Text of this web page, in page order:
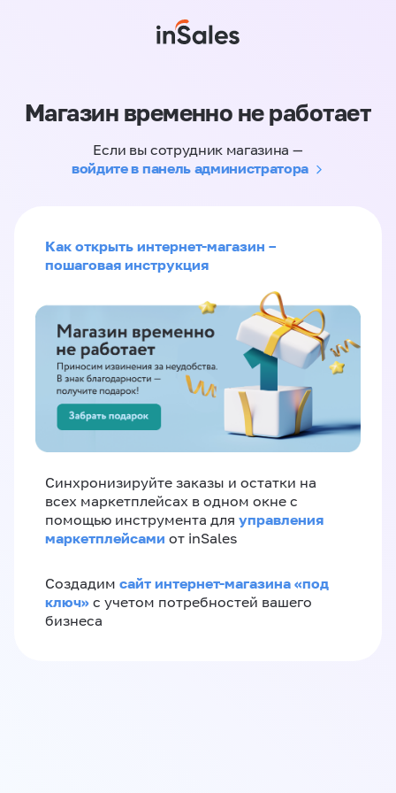
Магазин временно не работает
Если вы сотрудник магазина —
войдите в панель администратора
Как открыть интернет-магазин –
пошаговая инструкция
Синхронизируйте заказы и остатки на
всех маркетплейсах в одном окне с
помощью инструмента для управления
маркетплейсами от inSales
Создадим сайт интернет-магазина «под
ключ» с учетом потребностей вашего
бизнеса